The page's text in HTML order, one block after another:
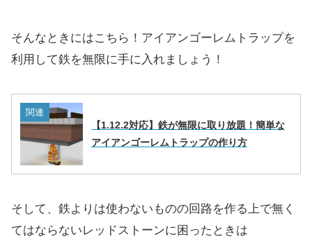
そんなときにはこちら！アイアンゴーレムトラップを
利用して鉄を無限に手に入れましょう！
関連
【1.12.2対応】鉄が無限に取り放題！簡単な
アイアンゴーレムトラップの作り方
そして、鉄よりは使わないものの回路を作る上で無く
てはならないレッドストーンに困ったときは